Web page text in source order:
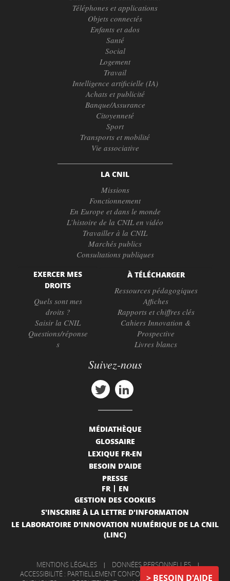
BESOIN D'AIDE
Téléphones et applications
Objets connectés
Enfants et ados
Santé
Social
Logement
Travail
Intelligence artificielle (IA)
Achats et publicité
Banque/Assurance
Citoyenneté
Sport
Transports et mobilité
Vie associative
LA CNIL
Missions
Fonctionnement
En Europe et dans le monde
L’histoire de la CNIL en vidéo
Travailler à la CNIL
Marchés publics
Consultations publiques
EXERCER MES
DROITS
Quels sont mes
droits ?
Saisir la CNIL
Questions/réponse
s
À TÉLÉCHARGER
Ressources pédagogiques
Affiches
Rapports et chiffres clés
Cahiers Innovation &
Prospective
Livres blancs
Suivez-nous
MÉDIATHÈQUE
GLOSSAIRE
LEXIQUE FR-EN
BESOIN D'AIDE
PRESSE
FR
EN
GESTION DES COOKIES
S'INSCRIRE À LA LETTRE D'INFORMATION
LE LABORATOIRE D'INNOVATION NUMÉRIQUE DE LA CNIL
(LINC)
MENTIONS LÉGALES | DONNÉES PERSONNELLES |
ACCESSIBILITÉ : PARTIELLEMENT CONFORME
|
INFORMATIONS